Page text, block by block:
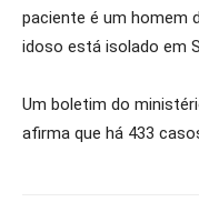
paciente é um homem
idoso está isolado em
Um boletim do
afirma que há 433